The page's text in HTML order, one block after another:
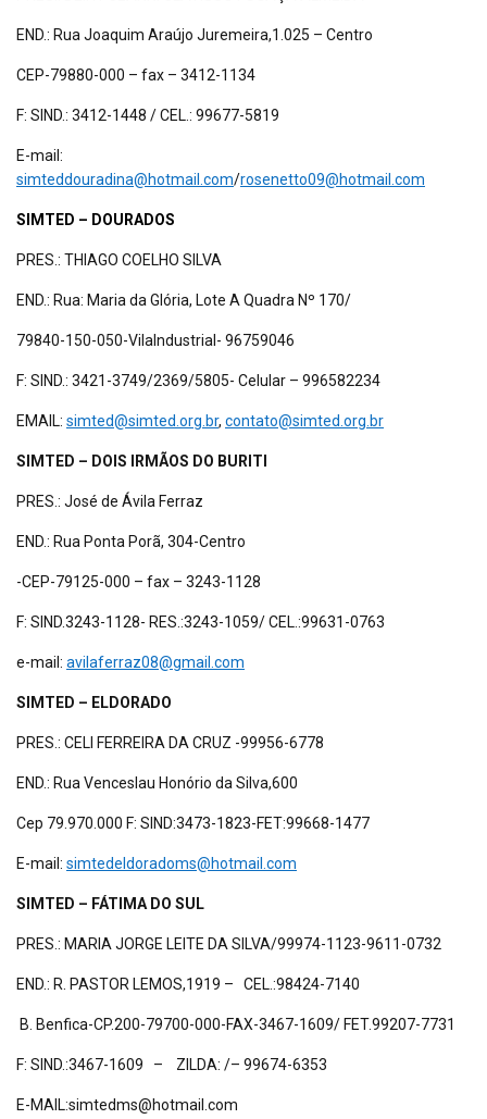
END.: Rua Joaquim Araújo Juremeira,1.025 – Centro
CEP-79880-000 – fax – 3412-1134
F: SIND.: 3412-1448 / CEL.: 99677-5819
E-mail:
simteddouradina@hotmail.com/rosenetto09@hotmail.com
SIMTED – DOURADOS
PRES.: THIAGO COELHO SILVA
END.: Rua: Maria da Glória, Lote A Quadra Nº 170/
79840-150-050-VilaIndustrial- 96759046
F: SIND.: 3421-3749/2369/5805- Celular – 996582234
EMAIL: simted@simted.org.br, contato@simted.org.br
SIMTED – DOIS IRMÃOS DO BURITI
PRES.: José de Ávila Ferraz
END.: Rua Ponta Porã, 304-Centro
-CEP-79125-000 – fax – 3243-1128
F: SIND.3243-1128- RES.:3243-1059/ CEL.:99631-0763
e-mail: avilaferraz08@gmail.com
SIMTED – ELDORADO
PRES.: CELI FERREIRA DA CRUZ -99956-6778
END.: Rua Venceslau Honório da Silva,600
Cep 79.970.000 F: SIND:3473-1823-FET:99668-1477
E-mail: simtedeldoradoms@hotmail.com
SIMTED – FÁTIMA DO SUL
PRES.: MARIA JORGE LEITE DA SILVA/99974-1123-9611-0732
END.: R. PASTOR LEMOS,1919 – CEL.:98424-7140
B. Benfica-CP.200-79700-000-FAX-3467-1609/ FET.99207-7731
F: SIND.:3467-1609 – ZILDA: /– 99674-6353
E-MAIL:simtedms@hotmail.com